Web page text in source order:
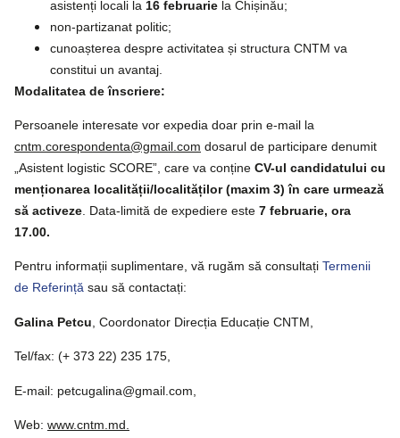
asistenți locali la 16 februarie la Chișinău;
non-partizanat politic;
cunoașterea despre activitatea și structura CNTM va
constitui un avantaj.
Modalitatea de înscriere:
Persoanele interesate vor expedia doar prin e-mail la
cntm.corespondenta@gmail.com dosarul de participare denumit
„Asistent logistic SCORE”, care va conține CV-ul candidatului cu
menționarea localității/localităților (maxim 3) în care urmează
să activeze . Data-limită de expediere este 7 februarie, ora
17.00.
Pentru informații suplimentare, vă rugăm să consultați Termenii
de Referință sau să contactați:
Galina Petcu , Coordonator Direcția Educație CNTM,
Tel/fax: (+ 373 22) 235 175,
E-mail: petcugalina@gmail.com,
Web: www.cntm.md.